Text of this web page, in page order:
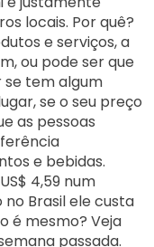
locais. Por quê?
e serviços, a
ou pode ser que
se tem algum
se o seu preço
as pessoas
e bebidas.
4,59 num
Brasil ele custa
é mesmo? Veja
passada.